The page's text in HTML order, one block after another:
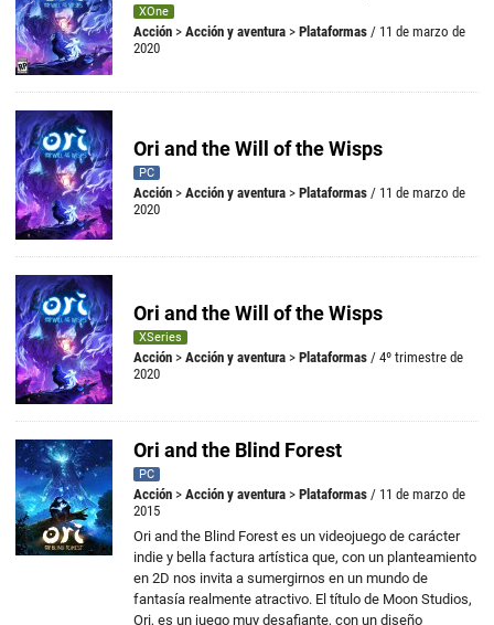
XOne
Acción > Acción y aventura > Plataformas / 11 de marzo de
2020
Ori and the Will of the Wisps
PC
Acción > Acción y aventura > Plataformas / 11 de marzo de
2020
Ori and the Will of the Wisps
XSeries
Acción > Acción y aventura > Plataformas / 4º trimestre de
2020
Ori and the Blind Forest
PC
Acción > Acción y aventura > Plataformas / 11 de marzo de
2015
Ori and the Blind Forest es un videojuego de carácter
indie y bella factura artística que, con un planteamiento
en 2D nos invita a sumergirnos en un mundo de
fantasía realmente atractivo. El título de Moon Studios,
Ori, es un juego muy desafiante, con un diseño